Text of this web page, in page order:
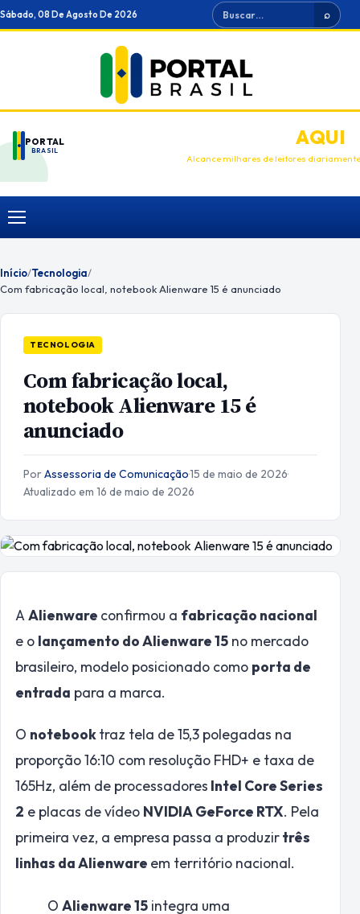
Ir
para
Sábado, 08 De Agosto De 2026 Buscar ⌕
PORTAL
BRASIL
ANUNCIEAQUI
Alcance milhares de leitores diariamente
Menu
Início/Tecnologia/
Com fabricação local, notebook Alienware 15 é anunciado
TECNOLOGIA
Com fabricação local,
notebook Alienware 15 é
anunciado
PorAssessoria de Comunicação·15 de maio de 2026·
Atualizado em 16 de maio de 2026
AAlienware confirmou a fabricação nacional
e o lançamento do Alienware 15 no mercado
brasileiro, modelo posicionado como porta de
entrada para a marca.
O notebooktraz tela de 15,3 polegadas na
proporção 16:10 com resolução FHD+ e taxa de
165Hz, além de processadores Intel Core Series
2 e placas de vídeo NVIDIA GeForce RTX. Pela
primeira vez, a empresa passa a produzirtrês
linhas da Alienware em território nacional.
O Alienware 15 integra uma